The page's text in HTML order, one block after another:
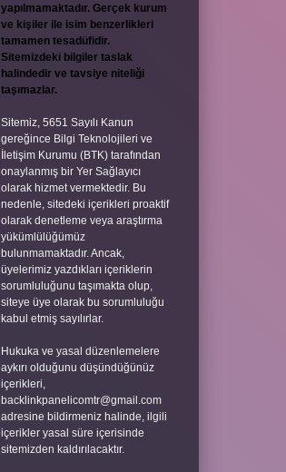
yapılmamaktadır. Gerçek kurum
ve kişiler ile isim benzerlikleri
tamamen tesadüfidir.
Sitemizdeki bilgiler taslak
halindedir ve tavsiye niteliği
taşımazlar.
Sitemiz, 5651 Sayılı Kanun
gereğince Bilgi Teknolojileri ve
İletişim Kurumu (BTK) tarafından
onaylanmış bir Yer Sağlayıcı
olarak hizmet vermektedir. Bu
nedenle, sitedeki içerikleri proaktif
olarak denetleme veya araştırma
yükümlülüğümüz
bulunmamaktadır. Ancak,
üyelerimiz yazdıkları içeriklerin
sorumluluğunu taşımakta olup,
siteye üye olarak bu sorumluluğu
kabul etmiş sayılırlar.
Hukuka ve yasal düzenlemelere
aykırı olduğunu düşündüğünüz
içerikleri,
backlinkpanelicomtr@gmail.com
adresine bildirmeniz halinde, ilgili
içerikler yasal süre içerisinde
sitemizden kaldırılacaktır.